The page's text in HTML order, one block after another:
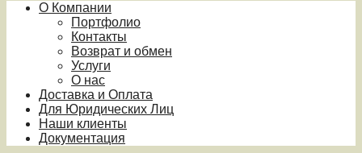
О Компании
Портфолио
Контакты
Возврат и обмен
Услуги
О нас
Доставка и Оплата
Для Юридических Лиц
Наши клиенты
Документация